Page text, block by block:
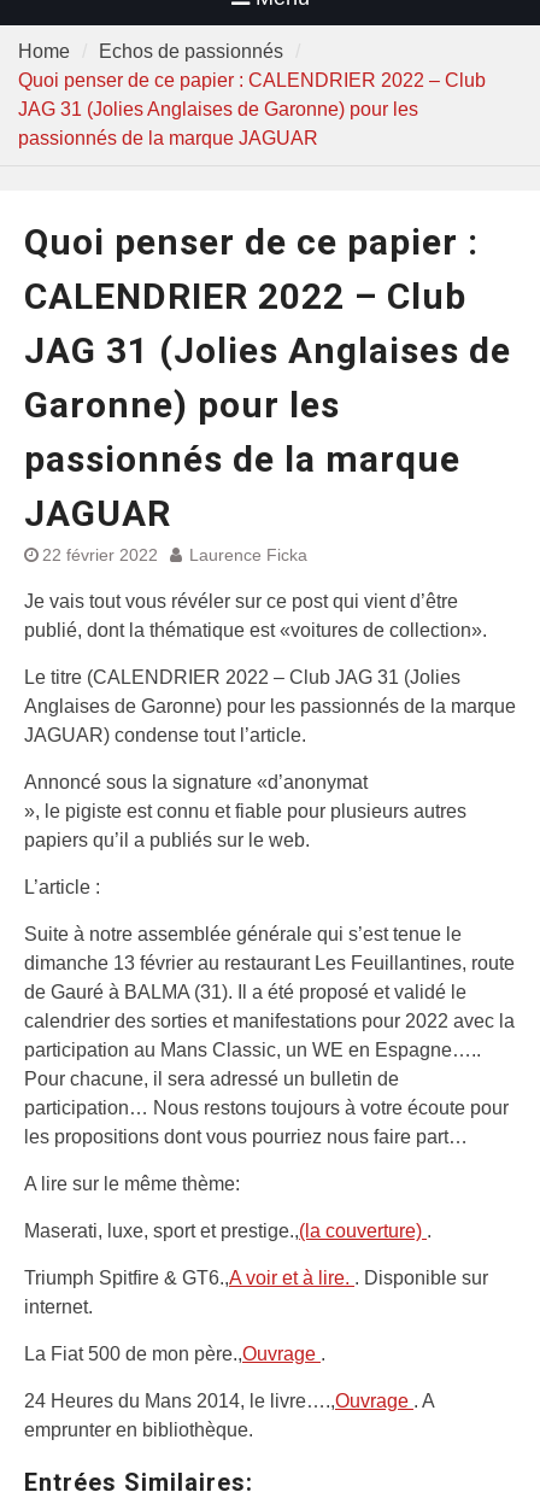
Home
Echos de passionnés
Quoi penser de ce papier : CALENDRIER 2022 – Club
JAG 31 (Jolies Anglaises de Garonne) pour les
passionnés de la marque JAGUAR
Quoi penser de ce papier :
CALENDRIER 2022 – Club
JAG 31 (Jolies Anglaises de
Garonne) pour les
passionnés de la marque
JAGUAR
22 février 2022 Laurence Ficka
Je vais tout vous révéler sur ce post qui vient d’être
publié, dont la thématique est «voitures de collection».
Le titre (CALENDRIER 2022 – Club JAG 31 (Jolies
Anglaises de Garonne) pour les passionnés de la marque
JAGUAR) condense tout l’article.
Annoncé sous la signature «d’anonymat
», le pigiste est connu et fiable pour plusieurs autres
papiers qu’il a publiés sur le web.
L’article :
Suite à notre assemblée générale qui s’est tenue le
dimanche 13 février au restaurant Les Feuillantines, route
de Gauré à BALMA (31). Il a été proposé et validé le
calendrier des sorties et manifestations pour 2022 avec la
participation au Mans Classic, un WE en Espagne…..
Pour chacune, il sera adressé un bulletin de
participation… Nous restons toujours à votre écoute pour
les propositions dont vous pourriez nous faire part…
A lire sur le même thème:
Maserati, luxe, sport et prestige.,(la couverture) .
Triumph Spitfire & GT6.,A voir et à lire. . Disponible sur
internet.
La Fiat 500 de mon père.,Ouvrage .
24 Heures du Mans 2014, le livre….,Ouvrage . A
emprunter en bibliothèque.
Entrées Similaires: